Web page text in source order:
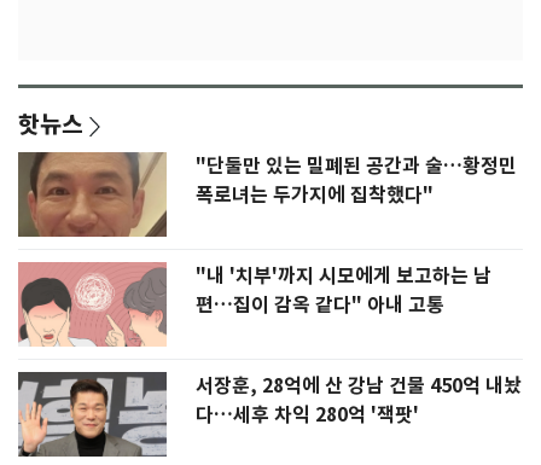
핫뉴스
"단둘만 있는 밀폐된 공간과 술…황정민
폭로녀는 두가지에 집착했다"
"내 '치부'까지 시모에게 보고하는 남
편…집이 감옥 같다" 아내 고통
서장훈, 28억에 산 강남 건물 450억 내놨
다…세후 차익 280억 '잭팟'